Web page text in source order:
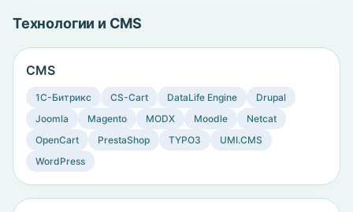
Технологии и CMS
CMS
1C-Битрикс CS-Cart DataLife Engine
Drupal
Joomla
Magento MODX Moodle
Netcat
OpenCart
PrestaShop TYPO3
UMI.CMS
WordPress